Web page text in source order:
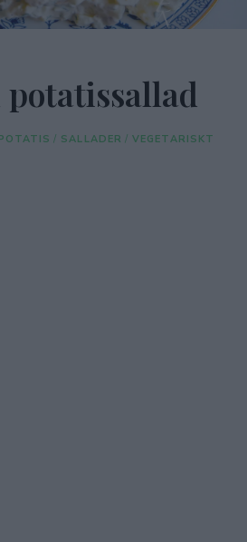
potatissallad
/ SALLADER / VEGETARISKT